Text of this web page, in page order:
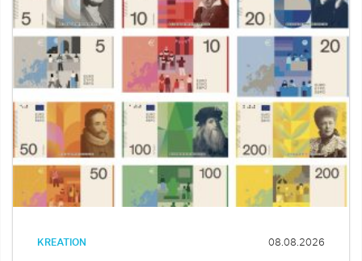
KREATION 08.08.2026